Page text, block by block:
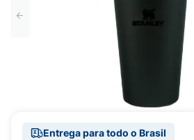
Entrega para todo o Brasil